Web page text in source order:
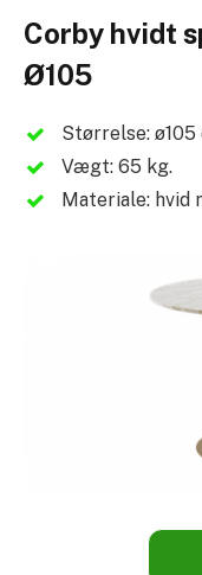
Corby hvidt
Ø105
Størrelse: ø105
Vægt: 65 kg.
Materiale: hvid